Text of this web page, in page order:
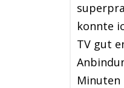
konnte
TV gut
Minuten